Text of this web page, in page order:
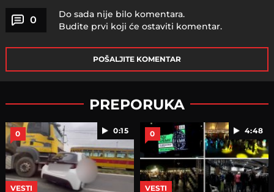
0
Do sada nije bilo komentara.
Budite prvi koji će ostaviti komentar.
POŠALJITE KOMENTAR
PREPORUKA
0:15
0
VESTI
4:48
0
VESTI